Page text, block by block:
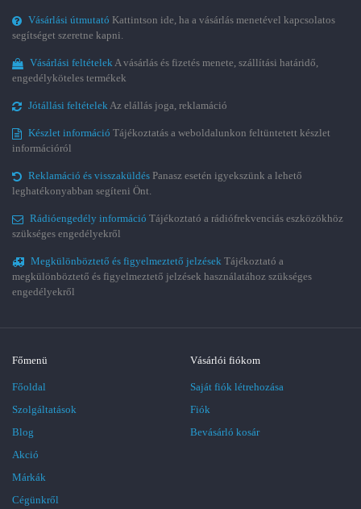
Vásárlási útmutató Kattintson ide, ha a vásárlás menetével kapcsolatos
segítséget szeretne kapni.
Vásárlási feltételekA vásárlás és fizetés menete, szállítási határidő,
engedélyköteles termékek
Jótállási feltételekAz elállás joga, reklamáció
Készlet információ Tájékoztatás a weboldalunkon feltüntetett készlet
információról
Reklamáció és visszaküldés Panasz esetén igyekszünk a lehető
leghatékonyabban segíteni Önt.
Rádióengedély információ Tájékoztató a rádiófrekvenciás eszközökhöz
szükséges engedélyekről
Megkülönböztető és figyelmeztető jelzések Tájékoztató a
megkülönböztető és figyelmeztető jelzések használatához szükséges
engedélyekről
Főmenü
Főoldal
Szolgáltatások
Blog
Akció
Márkák
Cégünkről
Vásárlói fiókom
Saját fiók létrehozása
Fiók
Bevásárló kosár